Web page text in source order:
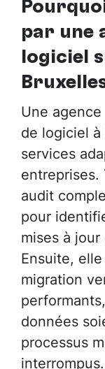
par une
logiciel
Une
de logiciel
services
entreprises.
audit
pour
mises à
Ensuite,
migration
données
processus